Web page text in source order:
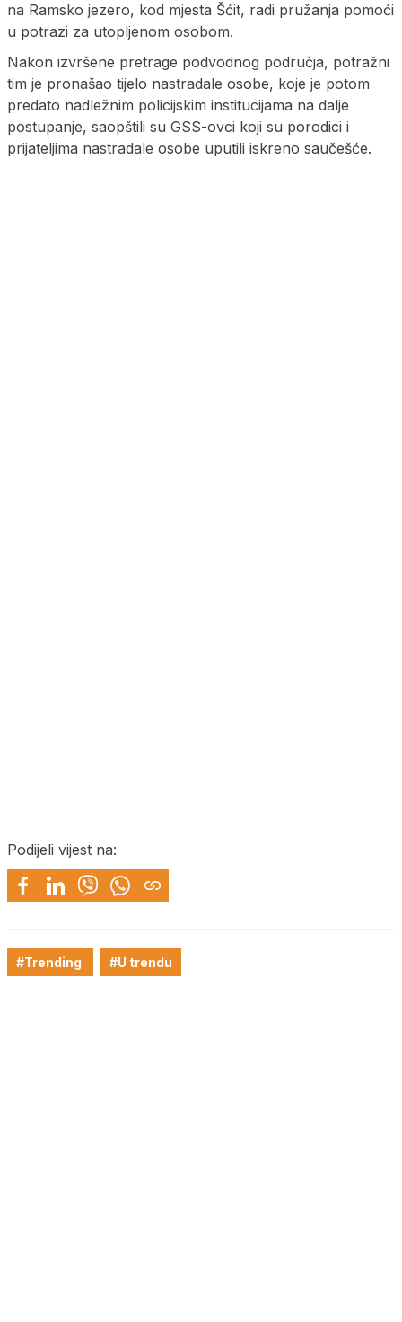
na Ramsko jezero, kod mjesta Šćit, radi pružanja pomoći
u potrazi za utopljenom osobom.
Nakon izvršene pretrage podvodnog područja, potražni
tim je pronašao tijelo nastradale osobe, koje je potom
predato nadležnim policijskim institucijama na dalje
postupanje, saopštili su GSS-ovci koji su porodici i
prijateljima nastradale osobe uputili iskreno saučešće.
Podijeli vijest na:
#Trending #U trendu